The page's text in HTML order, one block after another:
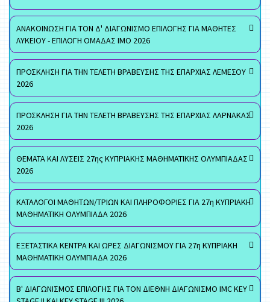
ΑΝΑΚΟΙΝΩΣΗ ΓΙΑ ΤΟΝ Δ' ΔΙΑΓΩΝΙΣΜΟ ΕΠΙΛΟΓΗΣ ΓΙΑ ΜΑΘΗΤΕΣ
ΛΥΚΕΙΟΥ - ΕΠΙΛΟΓΗ ΟΜΑΔΑΣ ΙΜΟ 2026
ΠΡΟΣΚΛΗΣΗ ΓΙΑ ΤΗΝ ΤΕΛΕΤΗ ΒΡΑΒΕΥΣΗΣ ΤΗΣ ΕΠΑΡΧΙΑΣ ΛΕΜΕΣΟΥ
2026
ΠΡΟΣΚΛΗΣΗ ΓΙΑ ΤΗΝ ΤΕΛΕΤΗ ΒΡΑΒΕΥΣΗΣ ΤΗΣ ΕΠΑΡΧΙΑΣ ΛΑΡΝΑΚΑΣ
2026
ΘΕΜΑΤΑ ΚΑΙ ΛΥΣΕΙΣ 27ης ΚΥΠΡΙΑΚΗΣ ΜΑΘΗΜΑΤΙΚΗΣ ΟΛΥΜΠΙΑΔΑΣ
2026
ΚΑΤΑΛΟΓΟΙ ΜΑΘΗΤΩΝ/ΤΡΙΩΝ ΚΑΙ ΠΛΗΡΟΦΟΡΙΕΣ ΓΙΑ 27η ΚΥΠΡΙΑΚΗ
ΜΑΘΗΜΑΤΙΚΗ ΟΛΥΜΠΙΑΔΑ 2026
ΕΞΕΤΑΣΤΙΚΑ ΚΕΝΤΡΑ ΚΑΙ ΩΡΕΣ ΔΙΑΓΩΝΙΣΜΟΥ ΓΙΑ 27η ΚΥΠΡΙΑΚΗ
ΜΑΘΗΜΑΤΙΚΗ ΟΛΥΜΠΙΑΔΑ 2026
Β' ΔΙΑΓΩΝΙΣΜΟΣ ΕΠΙΛΟΓΗΣ ΓΙΑ ΤΟΝ ΔΙΕΘΝΗ ΔΙΑΓΩΝΙΣΜΟ IMC KEY